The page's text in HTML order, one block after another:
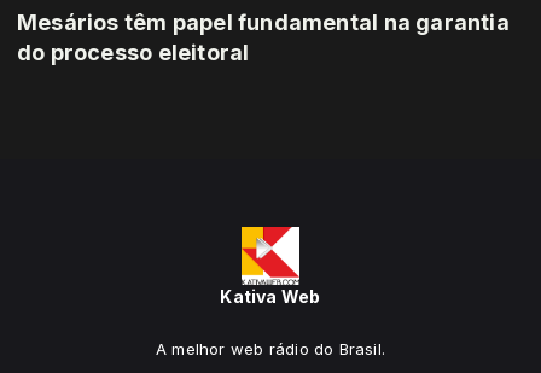
Mesários têm papel fundamental na garantia
do processo eleitoral
Kativa Web
A melhor web rádio do Brasil.